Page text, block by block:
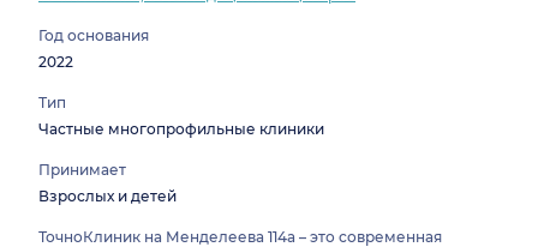
Год основания
2022
Тип
Частные многопрофильные клиники
Принимает
Взрослых и детей
ТочноКлиник на Менделеева 114а – это современная